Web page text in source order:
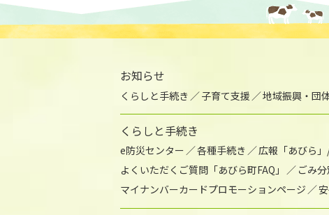
お知らせ
くらしと手続き 子育て支援 地域振興・団
くらしと手続き
e防災センター 各種手続き 広報「あびら」
よくいただくご質問「あびら町FAQ」
ごみ
マイナンバーカードプロモーションページ